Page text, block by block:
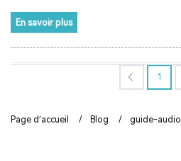
En savoir plus
1
BANQUE
VERROUILLAGE DE CANAL
Page d’accueil / Blog / guide-audio